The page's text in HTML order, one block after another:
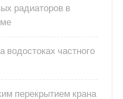
радиаторов в
водостоках частного
перекрытием крана